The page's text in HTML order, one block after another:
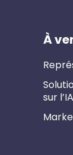
À
sur l’IA